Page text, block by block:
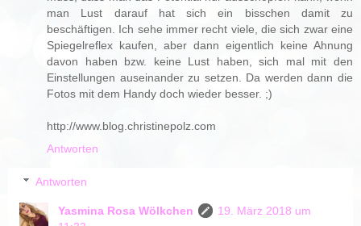
man Lust darauf hat sich ein bisschen damit zu
beschäftigen. Ich sehe immer recht viele, die sich zwar eine
Spiegelreflex kaufen, aber dann eigentlich keine Ahnung
davon haben bzw. keine Lust haben, sich mal mit den
Einstellungen auseinander zu setzen. Da werden dann die
Fotos mit dem Handy doch wieder besser. ;)
http://www.blog.christinepolz.com
Antworten
Antworten
Yasmina Rosa Wölkchen
19. März 2018 um